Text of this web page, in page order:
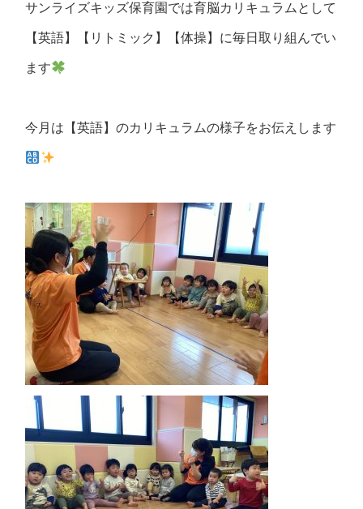
サンライズキッズ保育園では育脳カリキュラムとして
【英語】【リトミック】【体操】に毎日取り組んでい
ます
今月は【英語】のカリキュラムの様子をお伝えします